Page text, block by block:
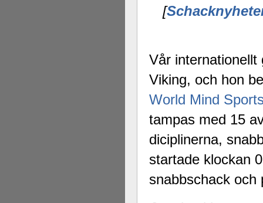
[
Vår
Viking, och hon
World Mind
tampas med 15
diciplinerna,
startade klockan
snabbschack och